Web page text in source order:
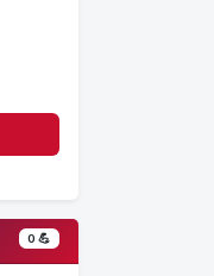
0 💪